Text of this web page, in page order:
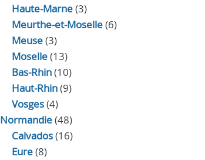
Haute-Marne(3)
Meurthe-et-Moselle(6)
Meuse(3)
Moselle(13)
Bas-Rhin(10)
Haut-Rhin(9)
Vosges(4)
Normandie(48)
Calvados(16)
Eure(8)